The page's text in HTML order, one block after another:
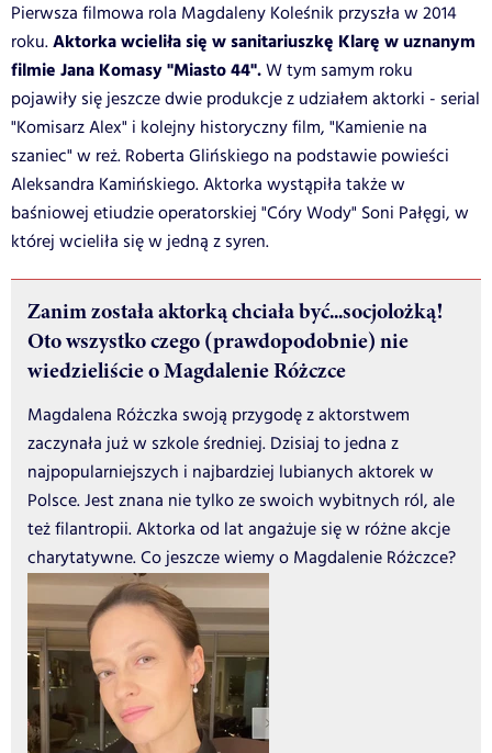
Pierwsza filmowa rola Magdaleny Koleśnik przyszła w 2014
roku.Aktorka wcieliła się w sanitariuszkę Klarę w uznanym
filmie Jana Komasy "Miasto 44".W tym samym roku
pojawiły się jeszcze dwie produkcje z udziałem aktorki - serial
"Komisarz Alex" i kolejny historyczny film, "Kamienie na
szaniec" w reż. Roberta Glińskiego na podstawie powieści
Aleksandra Kamińskiego. Aktorka wystąpiła także w
baśniowej etiudzie operatorskiej "Córy Wody" Soni Pałęgi, w
której wcieliła się w jedną z syren.
Zanim została aktorką chciała być...socjolożką!
Oto wszystko czego (prawdopodobnie) nie
wiedzieliście o Magdalenie Różczce
Magdalena Różczka swoją przygodę z aktorstwem
zaczynała już w szkole średniej. Dzisiaj to jedna z
najpopularniejszych i najbardziej lubianych aktorek w
Polsce. Jest znana nie tylko ze swoich wybitnych ról, ale
też filantropii. Aktorka od lat angażuje się w różne akcje
charytatywne. Co jeszcze wiemy o Magdalenie Różczce?